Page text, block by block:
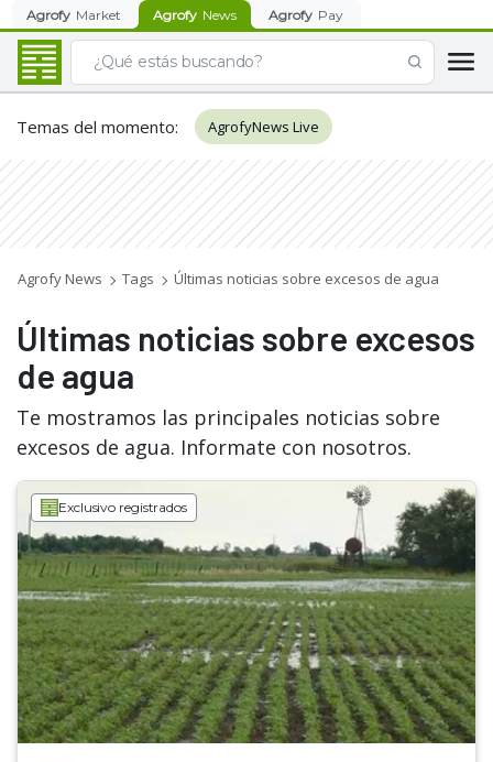
Agrofy Market Agrofy News Agrofy Pay
Temas del momento: AgrofyNews Live
Agrofy News Tags Últimas noticias sobre excesos de agua
Últimas noticias sobre excesos
de agua
Te mostramos las principales noticias sobre
excesos de agua. Informate con nosotros.
Exclusivo registrados